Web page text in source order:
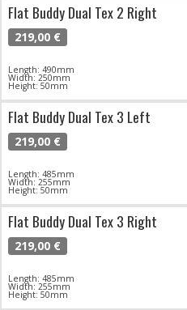
Flat Buddy Dual Tex 2 Right
219,00 €
Length: 490mm
Width: 250mm
Height: 50mm
Flat Buddy Dual Tex 3 Left
219,00 €
Length: 485mm
Width: 255mm
Height: 50mm
Flat Buddy Dual Tex 3 Right
219,00 €
Length: 485mm
Width: 255mm
Height: 50mm